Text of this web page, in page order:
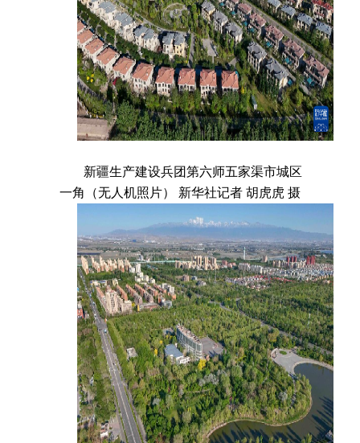
新疆生产建设兵团第六师五家渠市城区
一角（无人机照片） 新华社记者 胡虎虎 摄